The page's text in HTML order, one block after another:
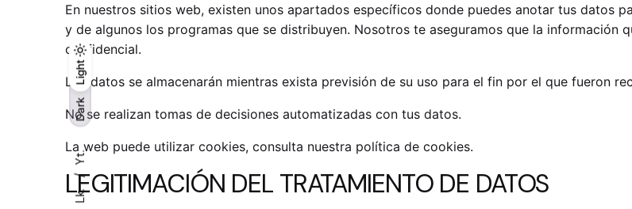
Lk.
Yt.
Dark
Light
Dark
Light
En nuestros sitios web, existen unos apartados específicos donde puedes anotar tus datos
y de algunos los programas que se distribuyen. Nosotros te aseguramos que la información
confidencial.
Los datos se almacenarán mientras exista previsión de su uso para el fin por el que fueron
No se realizan tomas de decisiones automatizadas con tus datos.
La web puede utilizar cookies, consulta nuestra política de cookies.
LEGITIMACIÓN DEL TRATAMIENTO DE DATOS